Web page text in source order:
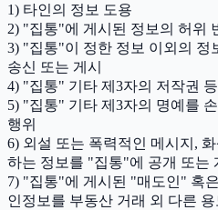
1) 타인의 정보 도용
2) "집통"에 게시된 정보의 허위
3) "집통"이 정한 정보 이외의 정
송신 또는 게시
4) "집통" 기타 제3자의 저작권
5) "집통" 기타 제3자의 명예를
행위
6) 외설 또는 폭력적인 메시지,
하는 정보를 "집통"에 공개 또는
7) "집통"에 게시된 "매도인" 혹
인정보를 부동산 거래 외 다른